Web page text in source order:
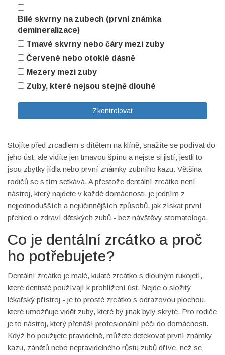
Bílé skvrny na zubech (první známka
demineralizace)
Tmavé skvrny nebo čáry mezi zuby
Červené nebo otoklé dásně
Mezery mezi zuby
Zuby, které nejsou stejně dlouhé
Zkontrolovat
Stojíte před zrcadlem s dítětem na klíně, snažíte se podívat do
jeho úst, ale vidíte jen tmavou špínu a nejste si jistí, jestli to
jsou zbytky jídla nebo první známky zubního kazu. Většina
rodičů se s tím setkává. A přestože dentální zrcátko není
nástroj, který najdete v každé domácnosti, je jedním z
nejjednodušších a nejúčinnějších způsobů, jak získat první
přehled o zdraví dětských zubů - bez návštěvy stomatologa.
Co je dentální zrcátko a proč
ho potřebujete?
Dentální zrcátko je malé, kulaté zrcátko s dlouhým rukojetí,
které dentisté používají k prohlížení úst. Nejde o složitý
lékařský přístroj - je to prosté zrcátko s odrazovou plochou,
které umožňuje vidět zuby, které by jinak byly skryté. Pro rodiče
je to nástroj, který přenáší profesionální péči do domácnosti.
Když ho použijete pravidelně, můžete detekovat první známky
kazu, zánětů nebo nepravidelného růstu zubů dříve, než se